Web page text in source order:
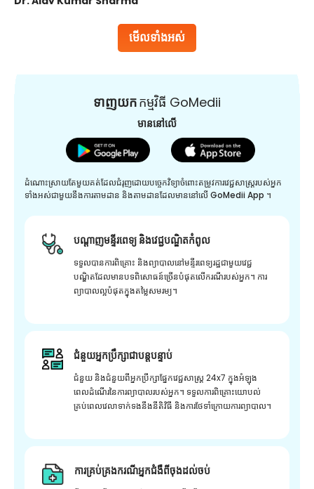
មើលទាំងអស់
ទាញយកកម្មវិធី GoMedii
មាននៅលើ
ដំណោះស្រាយតែមួយគត់ដែលជំរុញដោយបច្ចេកវិទ្យាចំពោះតម្រូវការវេជ្ជសាស្រ្តរបស់អ្នក
ទាំងអស់ជាមួយនឹងការតាមដាន និងតាមដានដែលមាននៅលើ GoMedii App ។
បណ្តាញមន្ទីរពេទ្យ និងវេជ្ជបណ្ឌិតកំពូល
ទទួលបានការពិគ្រោះ និងព្យាបាលនៅមន្ទីរពេទ្យរដ្ឋជាមួយវេជ្ជ
បណ្ឌិតដែលមានបទពិសោធន៍ច្រើនបំផុតលើករណីរបស់អ្នក។ ការ
ព្យាបាលល្អបំផុតក្នុងតម្លៃសមរម្យ។
ជំនួយអ្នកប្រឹក្សាជាបន្តបន្ទាប់
ជំនួយ និងជំនួយពីអ្នកប្រឹក្សាផ្នែកវេជ្ជសាស្រ្ត 24x7 ក្នុងអំឡុង
ពេលដំណើរនៃការព្យាបាលរបស់អ្នក។ ទទួលការពិគ្រោះយោបល់
គ្រប់ពេលវេលាទាក់ទងនឹងនីតិវិធី និងការថែទាំក្រោយការព្យាបាល។
ការគ្រប់គ្រងករណីអ្នកជំងឺពីចុងដល់ចប់